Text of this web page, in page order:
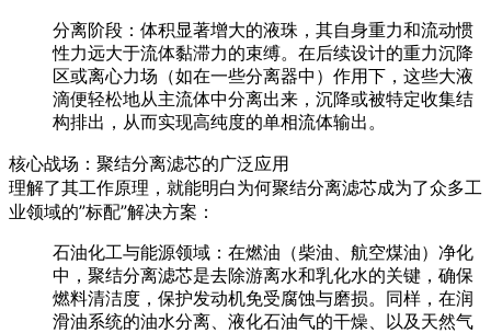
分离阶段 ：体积显著增大的液珠，其自身重力和流动惯
性力远大于流体黏滞力的束缚。在后续设计的重力沉降
区或离心力场 （如在一些分离器中）作用下，这些大液
滴便轻松地从主流体中分离出来 ，沉降或被特定收集结
构排出，从而实现高纯度的单相流体输出。
核心战场：聚结分离滤芯的广泛应用
理解了其工作原理，就能明白为何聚结分离滤芯成为了众多工
业领域的”标配”解决方案：
石油化工与能源领域 ：在燃油（柴油、航空煤油）净化
中， 聚结分离滤芯是去除游离水和乳化水的关键，确保
燃料清洁度，保护发动机免受腐蚀与磨损。同样，在润
滑油系统的油水分离 、液化石油气的干燥、以及天然气